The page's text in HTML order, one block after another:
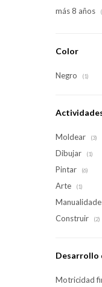
más 8 años
Color
Negro (1)
Moldear (3)
Dibujar (1)
Pintar (6)
Arte (1)
Construir (2)
Desarrollo
Motricidad